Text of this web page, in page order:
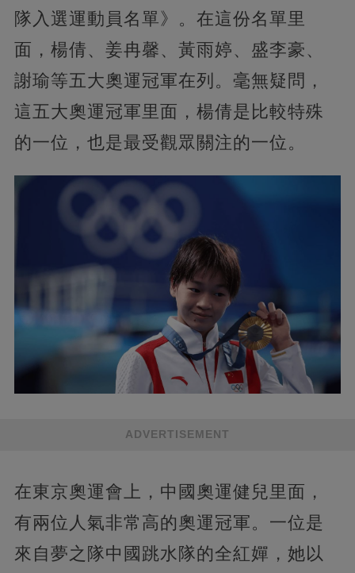
隊入選運動員名單》。在這份名單里
面，楊倩、姜冉馨、黃雨婷、盛李豪、
謝瑜等五大奧運冠軍在列。毫無疑問，
這五大奧運冠軍里面，楊倩是比較特殊
的一位，也是最受觀眾關注的一位。
ADVERTISEMENT
在東京奧運會上，中國奧運健兒里面，
有兩位人氣非常高的奧運冠軍。一位是
來自夢之隊中國跳水隊的全紅嬋，她以